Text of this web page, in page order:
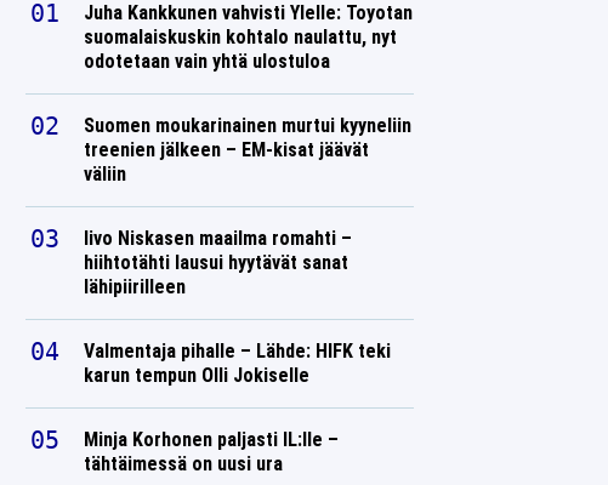
Juha Kankkunen vahvisti Ylelle: Toyotan
suomalaiskuskin kohtalo naulattu, nyt
odotetaan vain yhtä ulostuloa
Suomen moukarinainen murtui kyyneliin
treenien jälkeen – EM-kisat jäävät
väliin
Iivo Niskasen maailma romahti –
hiihtotähti lausui hyytävät sanat
lähipiirilleen
Valmentaja pihalle – Lähde: HIFK teki
karun tempun Olli Jokiselle
Minja Korhonen paljasti IL:lle –
tähtäimessä on uusi ura